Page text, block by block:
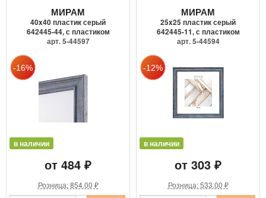
МИРАМ
40x40 пластик серый
642445-44, с пластиком
арт. 5-44597
в наличии
от 484 ₽
Розница: 854.00 ₽
МИРАМ
25x25 пластик серый
642445-11, с пластиком
арт. 5-44594
в наличии
от 303 ₽
Розница: 533.00 ₽